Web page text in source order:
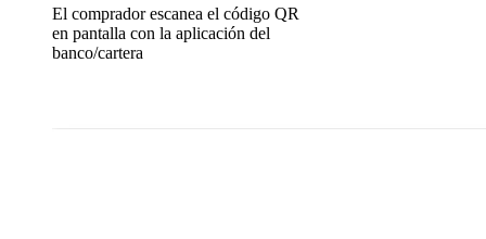
El comprador escanea el código QR
en pantalla con la aplicación del
banco/cartera